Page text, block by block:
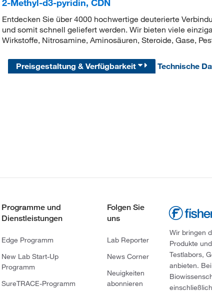
2-Methyl-d3-pyridin, CDN
Entdecken Sie über 4000 hochwertige deuterierte
und somit schnell geliefert werden. Wir bieten viele
Wirkstoffe, Nitrosamine, Aminosäuren, Steroide, Gase,
Preisgestaltung & Verfügbarkeit Technische
Programme und
Dienstleistungen
Edge Programm
New Lab Start-Up
Programm
SureTRACE-Programm
Folgen Sie
uns
Lab Reporter
News Corner
Neuigkeiten
abonnieren
Wir bringen
Produkte
Testlabors,
anbieten.